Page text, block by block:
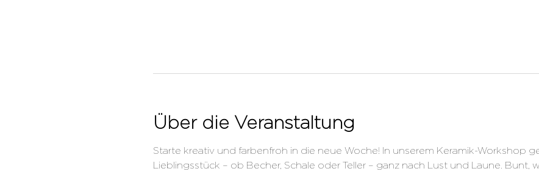
Über die Veranstaltung
Starte kreativ und farbenfroh in die neue Woche! In unserem Keramik-Workshop
Lieblingsstück – ob Becher, Schale oder Teller – ganz nach Lust und Laune. Bunt,